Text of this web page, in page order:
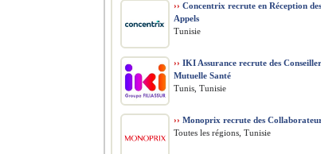
›› Concentrix recrute en Réception des
Appels
Tunisie
›› IKI Assurance recrute des
Mutuelle Santé
Tunis, Tunisie
›› Monoprix recrute des
Toutes les régions, Tunisie